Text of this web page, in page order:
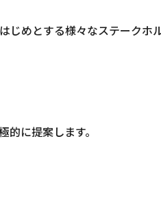
めとする様々なステークホ
に提案します。